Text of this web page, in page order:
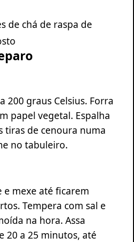
de chá de raspa de
200 graus Celsius. Forra
papel vegetal. Espalha
tiras de cenoura numa
no tabuleiro.
e mexe até ficarem
Tempera com sal e
na hora. Assa
20 a 25 minutos, até